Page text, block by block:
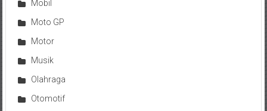
Mobil
Moto GP
Motor
Musik
Olahraga
Otomotif